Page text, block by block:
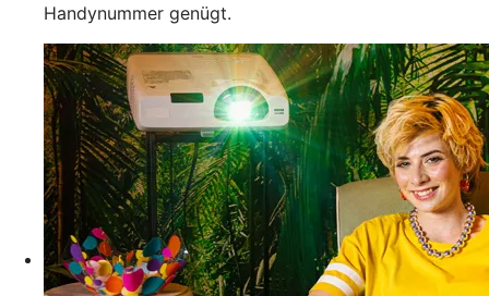
Handynummer genügt.